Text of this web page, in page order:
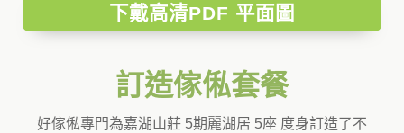
下戴高清PDF 平面圖
訂造傢俬套餐
好傢俬專門為嘉湖山莊 5期麗湖居 5座 度身訂造了不